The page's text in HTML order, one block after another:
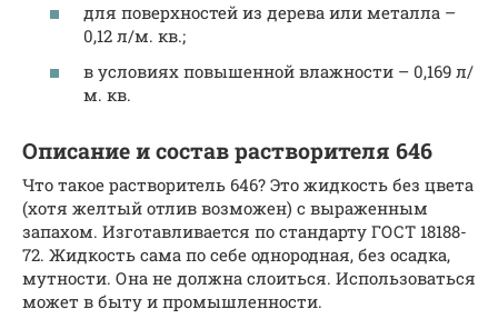
для поверхностей из дерева или металла –
0,12 л/м. кв.;
в условиях повышенной влажности – 0,169 л/
м. кв.
Описание и состав растворителя 646
Что такое растворитель 646? Это жидкость без цвета
(хотя желтый отлив возможен) с выраженным
запахом. Изготавливается по стандарту ГОСТ 18188-
72. Жидкость сама по себе однородная, без осадка,
мутности. Она не должна слоиться. Использоваться
может в быту и промышленности.